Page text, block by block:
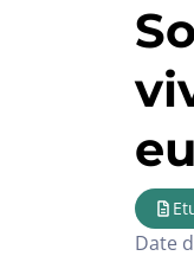
Date